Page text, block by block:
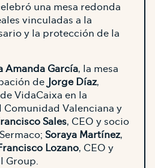
una mesa redonda
vinculadas a la
y la protección de la
Amanda García, la mesa
de Jorge Díaz,
VidaCaixa en la
Valenciana y
Sales, CEO y socio
Soraya Martínez,
Lozano, CEO y
Group.